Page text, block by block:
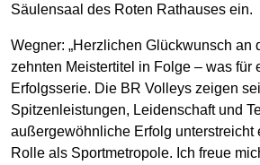
Säulensaal des Roten Rathauses ein.
Wegner: „Herzlichen Glückwunsch an
zehnten Meistertitel in Folge – was für
Erfolgsserie. Die BR Volleys zeigen
Spitzenleistungen, Leidenschaft und
außergewöhnliche Erfolg unterstreicht
Rolle als Sportmetropole. Ich freue